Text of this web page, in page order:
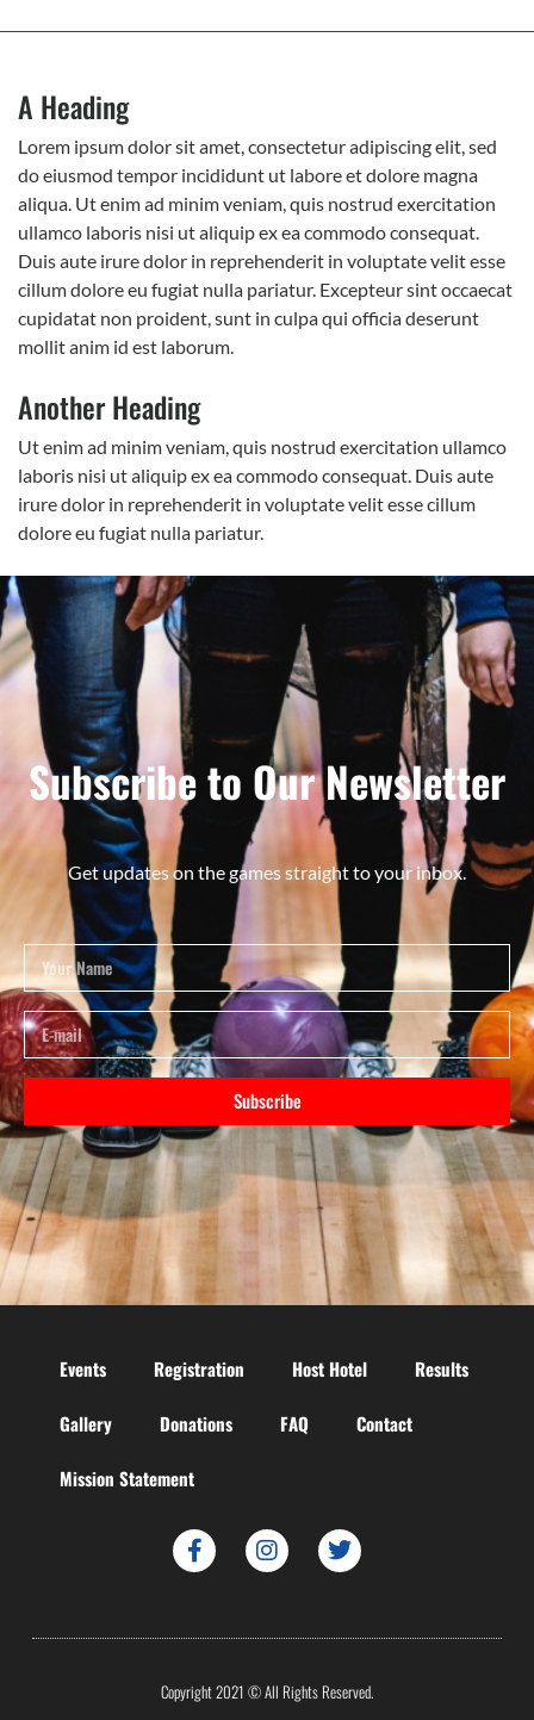
A Heading
Lorem ipsum dolor sit amet, consectetur adipiscing elit, sed
do eiusmod tempor incididunt ut labore et dolore magna
aliqua. Ut enim ad minim veniam, quis nostrud exercitation
ullamco laboris nisi ut aliquip ex ea commodo consequat.
Duis aute irure dolor in reprehenderit in voluptate velit esse
cillum dolore eu fugiat nulla pariatur. Excepteur sint occaecat
cupidatat non proident, sunt in culpa qui officia deserunt
mollit anim id est laborum.
Another Heading
Ut enim ad minim veniam, quis nostrud exercitation ullamco
laboris nisi ut aliquip ex ea commodo consequat. Duis aute
irure dolor in reprehenderit in voluptate velit esse cillum
dolore eu fugiat nulla pariatur.
Subscribe to Our Newsletter
Get updates on the games straight to your inbox.
Subscribe
Events Registration Host Hotel Results
Gallery Donations FAQ Contact
Mission Statement
Copyright 2021 © All Rights Reserved.